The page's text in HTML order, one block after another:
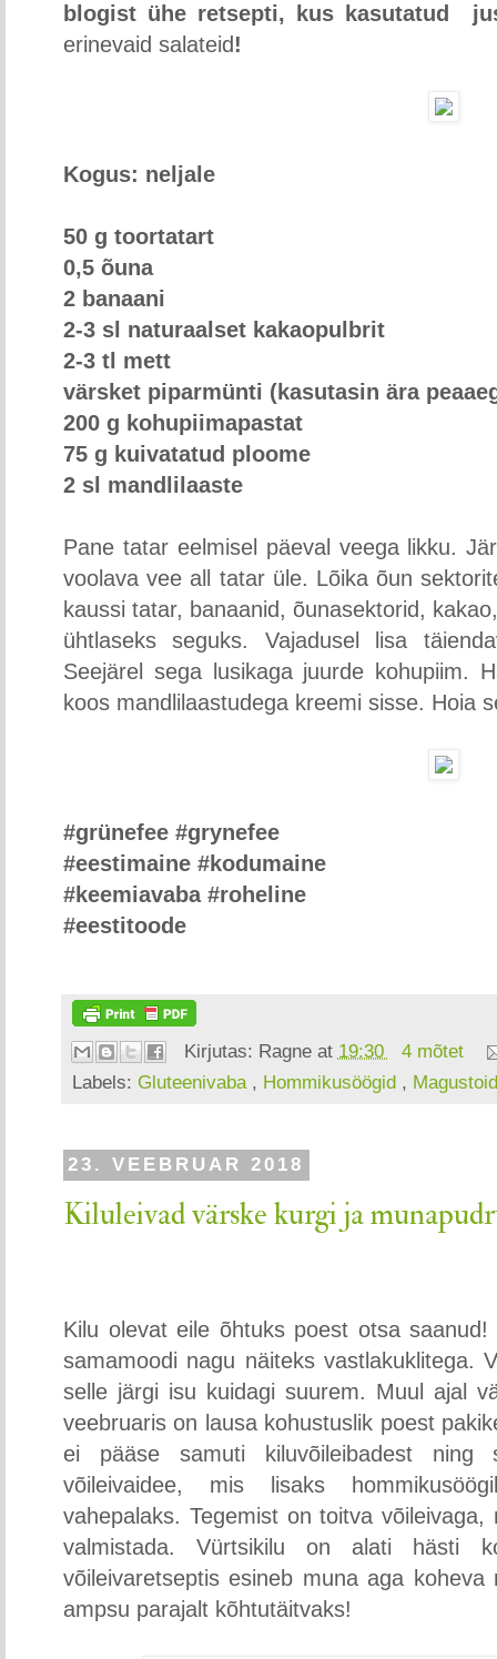
blogist ühe retsepti, kus kasutatud
erinevaid salateid !
Kogus: neljale
50 g toortatart
0,5 õuna
2 banaani
2-3 sl naturaalset kakaopulbrit
2-3 tl mett
värsket piparmünti (kasutasin ära
200 g kohupiimapastat
75 g kuivatatud ploome
2 sl mandlilaaste
Pane tatar eelmisel päeval veega likku.
voolava vee all tatar üle. Lõika õun
kaussi tatar, banaanid, õunasektorid,
ühtlaseks seguks. Vajadusel lisa
Seejärel sega lusikaga juurde kohupiim.
koos mandlilaastudega kreemi sisse. Hoia
#grünefee #grynefee
#eestimaine #kodumaine
#keemiavaba #roheline
#eestitoode
Kirjutas: Ragne at 19:30
4 mõtet
Labels: Gluteenivaba , Hommikusöögid ,
23. VEEBRUAR 2018
Kiluleivad värske kurgi ja
Kilu olevat eile õhtuks poest otsa
samamoodi nagu näiteks vastlakuklitega.
selle järgi isu kuidagi suurem. Muul ajal
veebruaris on lausa kohustuslik poest
ei pääse samuti kiluvõileibadest
võileivaidee, mis lisaks
vahepalaks. Tegemist on toitva
valmistada. Vürtsikilu on alati hästi
võileivaretseptis esineb muna aga
ampsu parajalt kõhtutäitvaks!